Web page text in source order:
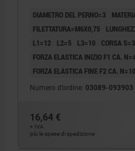
DIAMETRO DEL PERNO=3
FILETTATURA=M6X0,75
L1=12
L2=5 L3=10 CORSA
FORZA ELASTICA INIZIO F1 CA.
FORZA ELASTICA FINE F2 CA. N=10
Numero d’ordine: 03089-093903
16,64 €
+ IVA
più le spese di spedizione